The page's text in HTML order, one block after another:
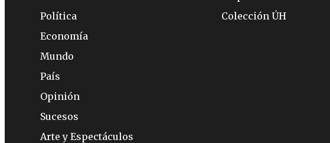
Política
Economía
Mundo
País
Opinión
Sucesos
Arte y Espectáculos
Colección ÚH